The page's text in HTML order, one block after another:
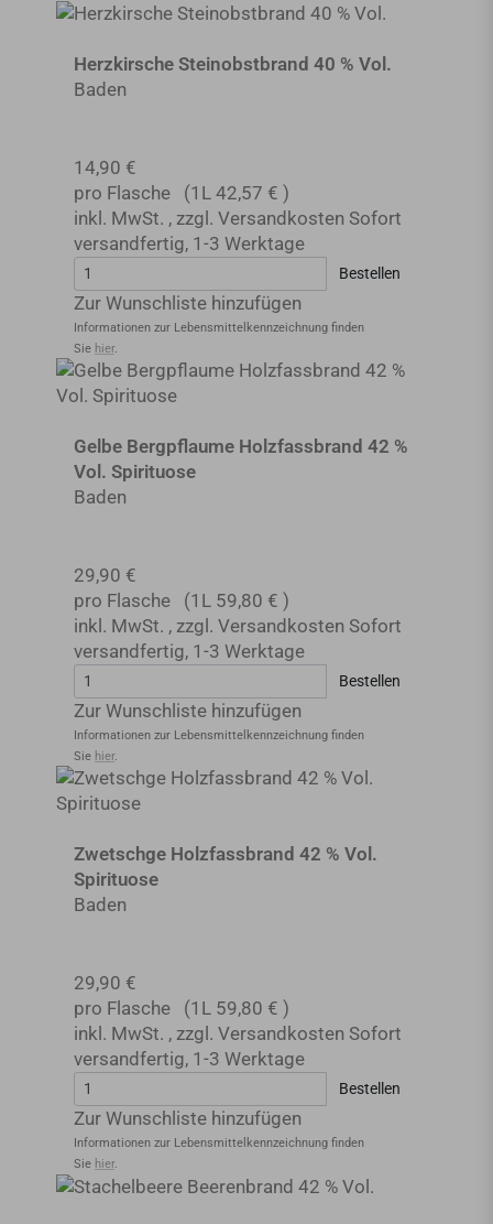
Herzkirsche Steinobstbrand 40 % Vol.
Baden
14,90 €
pro Flasche
(1L 42,57 € )
inkl. MwSt. , zzgl. Versandkosten Sofort
versandfertig, 1-3 Werktage
Bestellen
Zur Wunschliste hinzufügen
Informationen zur Lebensmittel­kennzeichnung finden
Sie hier.
Gelbe Bergpflaume Holzfassbrand 42 %
Vol. Spirituose
Baden
29,90 €
pro Flasche
(1L 59,80 € )
inkl. MwSt. , zzgl. Versandkosten Sofort
versandfertig, 1-3 Werktage
Bestellen
Zur Wunschliste hinzufügen
Informationen zur Lebensmittel­kennzeichnung finden
Sie hier.
Zwetschge Holzfassbrand 42 % Vol.
Spirituose
Baden
29,90 €
pro Flasche
(1L 59,80 € )
inkl. MwSt. , zzgl. Versandkosten Sofort
versandfertig, 1-3 Werktage
Bestellen
Zur Wunschliste hinzufügen
Informationen zur Lebensmittel­kennzeichnung finden
Sie hier.